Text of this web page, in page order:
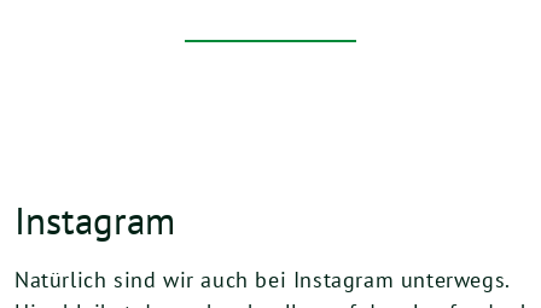
Instagram
Natürlich sind wir auch bei Instagram unterwegs.